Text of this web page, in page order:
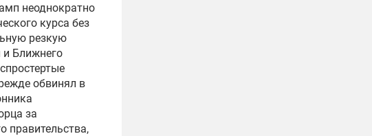
неоднократно
курса без
резкую
и Ближнего
обвинял в
за
правительства,